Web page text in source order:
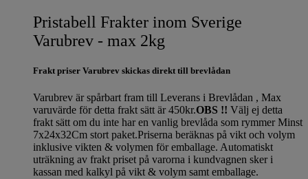
Pristabell Frakter inom Sverige
Varubrev - max 2kg
Frakt priser Varubrev skickas direkt till brevlådan
Varubrev är spårbart fram till Leverans i Brevlådan , Max
varuvärde för detta frakt sätt är 450kr.OBS !! Välj ej detta
frakt sätt om du inte har en vanlig brevlåda som rymmer Minst
7x24x32Cm stort paket.Priserna beräknas på vikt och volym
inklusive vikten & volymen för emballage. Automatiskt
uträkning av frakt priset på varorna i kundvagnen sker i
kassan med kalkyl på vikt & volym samt emballage.